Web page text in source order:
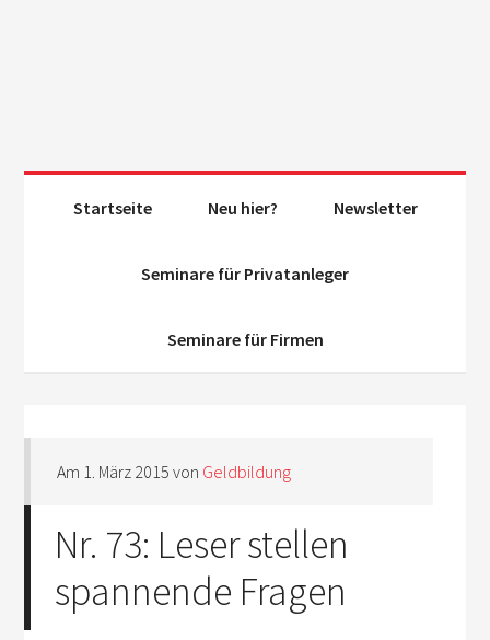
Startseite Neu hier? Newsletter
Seminare für Privatanleger
Seminare für Firmen
Am 1. März 2015 von Geldbildung
Nr. 73: Leser stellen
spannende Fragen